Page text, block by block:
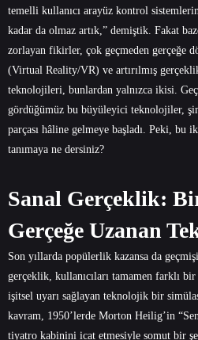
temelli kullanıcı arayüz kontrol
kadar da olmaz artık,” demiştik. Fakat
zorlayan fikirler, çok geçmeden gerçeğe
(Virtual Reality/VR) ve artırılmış
teknolojileri, bunlardan yalnızca ikisi.
gördüğümüz bu büyüleyici teknolojiler,
parçası hâline gelmeye başladı. Peki, bu
tanımaya ne dersiniz?
Sanal Gerçeklik:
Gerçeğe Uzanan
Son yıllarda popülerlik kazansa da
gerçeklik, kullanıcıları tamamen farklı
işitsel uyarı sağlayan teknolojik bir
kavram, 1950’lerde Morton Heilig’in
tiyatro kabinini icat etmesiyle somut bir